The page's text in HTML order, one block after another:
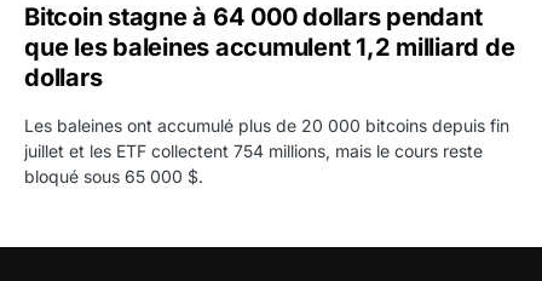
Bitcoin stagne à 64 000 dollars pendant
que les baleines accumulent 1,2 milliard de
dollars
Les baleines ont accumulé plus de 20 000 bitcoins depuis fin
juillet et les ETF collectent 754 millions, mais le cours reste
bloqué sous 65 000 $.